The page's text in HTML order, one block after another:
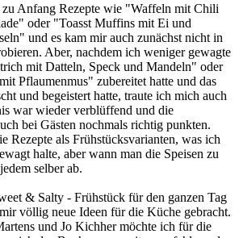
Anfang Rezepte wie "Waffeln mit Chili
oder "Toasst Muffins mit Ei und
und es kam mir auch zunächst nicht in
Aber, nachdem ich weniger gewagte
mit Datteln, Speck und Mandeln" oder
Pflaumenmus" zubereitet hatte und das
und begeistert hatte, traute ich mich auch
war wieder verblüffend und die
bei Gästen nochmals richtig punkten.
Rezepte als Frühstücksvarianten, was ich
halte, aber wann man die Speisen zu
selber ab.
& Salty - Frühstück für den ganzen Tag
völlig neue Ideen für die Küche gebracht.
und Jo Kichher möchte ich für die